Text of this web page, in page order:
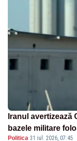
Iranul
bazele militare
Politica·31 iul. 2026, 07:45